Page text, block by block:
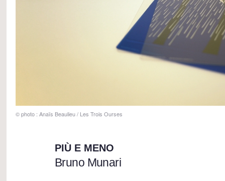
© photo : Anaïs Beaulieu / Les Trois Ourses
PIÙ E MENO
Bruno Munari